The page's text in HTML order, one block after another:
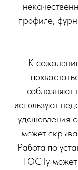
профиле,
К
соблазняют
используют
удешевления
может
Работа по
ГОСТу может